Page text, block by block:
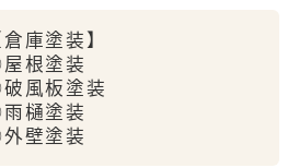
倉庫塗装】
根塗装
風板塗装
樋塗装
壁塗装